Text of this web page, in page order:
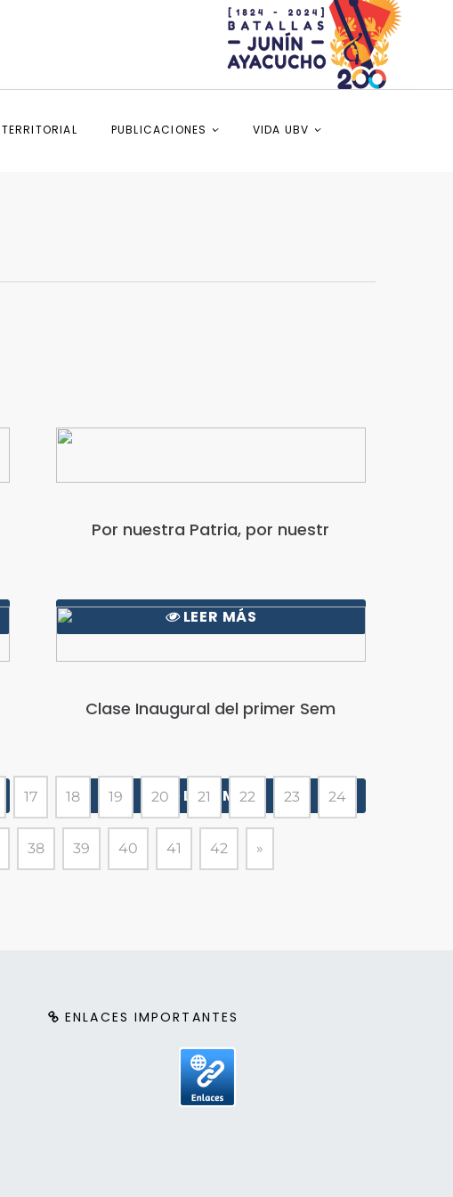
TERRITORIAL PUBLICACIONES VIDA UBV
Por nuestra Patria, por nuestr
LEER MÁS
Clase Inaugural del primer Sem
LEER MÁS
17 18 19 20 21 22 23 24
38 39 40 41 42 »
ENLACES IMPORTANTES